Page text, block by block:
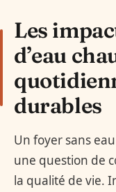
Les
d’eau
durables
Un foyer sans
une question de
la qualité de vie.